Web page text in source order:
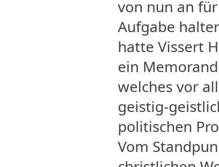
von nun an
Aufgabe
hatte Vissert
ein
welches vor
geistig-
politischen
Vom